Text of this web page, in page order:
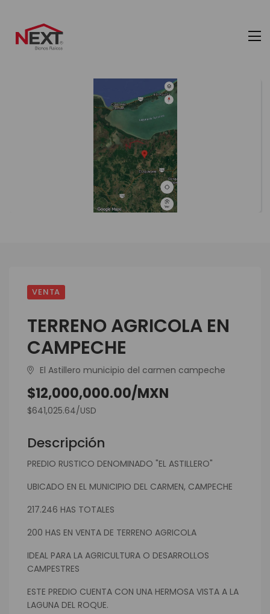
VENTA
TERRENO AGRICOLA EN
CAMPECHE
El Astillero municipio del carmen campeche
$12,000,000.00/MXN
$641,025.64/USD
Descripción
PREDIO RUSTICO DENOMINADO "EL ASTILLERO"
UBICADO EN EL MUNICIPIO DEL CARMEN, CAMPECHE
217.246 HAS TOTALES
200 HAS EN VENTA DE TERRENO AGRICOLA
IDEAL PARA LA AGRICULTURA O DESARROLLOS
CAMPESTRES
ESTE PREDIO CUENTA CON UNA HERMOSA VISTA A LA
LAGUNA DEL ROQUE.